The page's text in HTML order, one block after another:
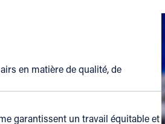
en matière de qualité, de
garantissent un travail équitable et